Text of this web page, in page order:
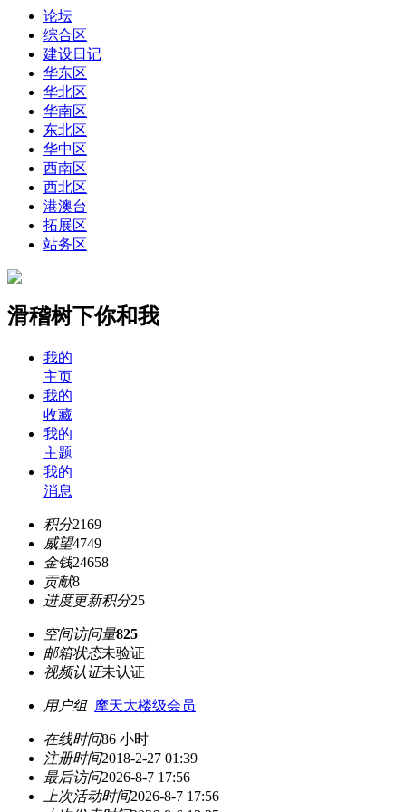
论坛
综合区
建设日记
华东区
华北区
华南区
东北区
华中区
西南区
西北区
港澳台
拓展区
站务区
滑稽树下你和我
我的
主页
我的
收藏
我的
主题
我的
消息
积分2169
威望4749
金钱24658
贡献8
进度更新积分25
空间访问量825
邮箱状态未验证
视频认证未认证
用户组 摩天大楼级会员
在线时间86 小时
注册时间2018-2-27 01:39
最后访问2026-8-7 17:56
上次活动时间2026-8-7 17:56